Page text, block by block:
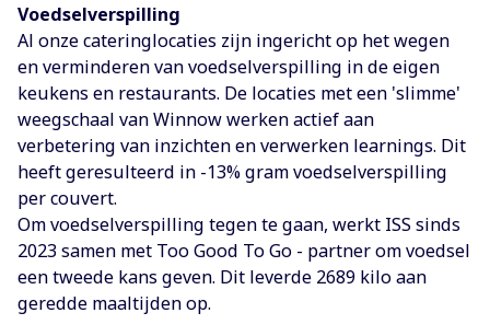
Voedselverspilling
Al onze cateringlocaties zijn ingericht op het wegen
en verminderen van voedselverspilling in de eigen
keukens en restaurants. De locaties met een 'slimme'
weegschaal van Winnow werken actief aan
verbetering van inzichten en verwerken learnings. Dit
heeft geresulteerd in -13% gram voedselverspilling
per couvert.
Om voedselverspilling tegen te gaan, werkt ISS sinds
2023 samen met Too Good To Go - partner om voedsel
een tweede kans geven. Dit leverde 2689 kilo aan
geredde maaltijden op.